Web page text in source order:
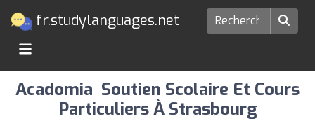
fr.studylanguages.net
Acadomia ‍ Soutien Scolaire Et Cours
Particuliers À Strasbourg